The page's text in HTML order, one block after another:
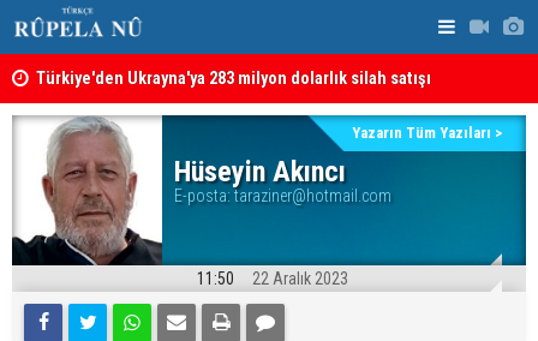
Türkiye'den Ukrayna'ya 283 milyon dolarlık silah satışı
Hüseyin Akıncı
E-posta: taraziner@hotmail.com
Yazarın Tüm Yazıları >
11:50 22 Aralık 2023